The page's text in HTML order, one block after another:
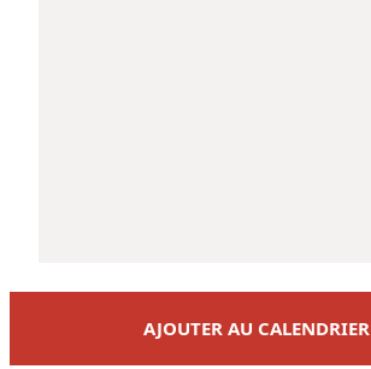
AJOUTER AU CALENDRIER